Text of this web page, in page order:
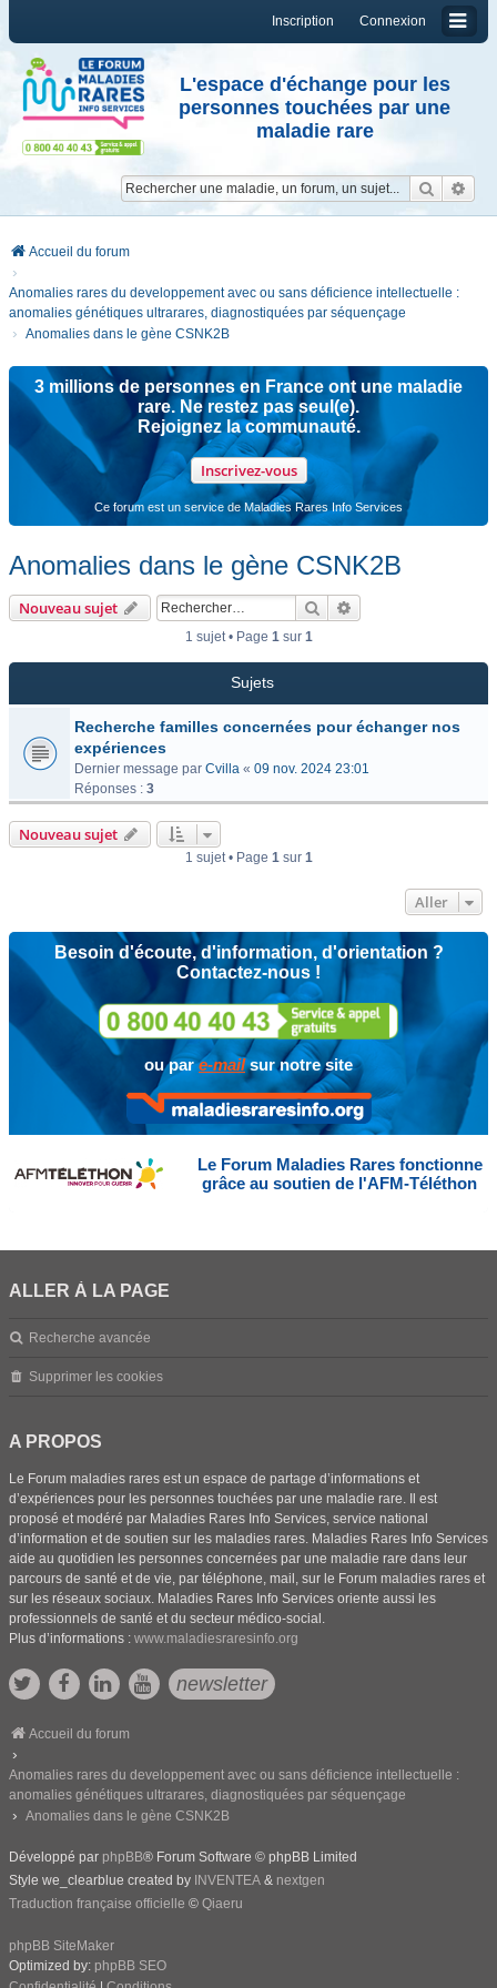
Connexion
Inscription
L'espace d'échange pour les
personnes touchées par une
maladie rare
Accueil du forum
Anomalies rares du developpement avec ou sans déficience intellectuelle :
anomalies génétiques ultrarares, diagnostiquées par séquençage
Anomalies dans le gène CSNK2B
3 millions de personnes en France ont une maladie
rare. Ne restez pas seul(e).
Rejoignez la communauté.
Inscrivez-vous
Ce forum est un service de Maladies Rares Info Services
Anomalies dans le gène CSNK2B
Nouveau sujet Rechercher
1 sujet • Page 1sur 1
Sujets
Recherche familles concernées pour échanger nos
expériences
Dernier message par Cvilla « 09 nov. 2024 23:01
Réponses : 3
Nouveau sujet
1 sujet • Page 1sur 1
Aller
Besoin d'écoute, d'information, d'orientation ?
Contactez-nous !
ou pare-mailsur notre site
Le Forum Maladies Rares fonctionne
grâce au soutien de l'AFM-Téléthon
ALLER À LA PAGE
Recherche avancée
Supprimer les cookies
A PROPOS
Le Forum maladies rares est un espace de partage d’informations et
d’expériences pour les personnes touchées par une maladie rare. Il est
proposé et modéré par Maladies Rares Info Services, service national
d’information et de soutien sur les maladies rares. Maladies Rares Info Services
aide au quotidien les personnes concernées par une maladie rare dans leur
parcours de santé et de vie, par téléphone, mail, sur le Forum maladies rares et
sur les réseaux sociaux. Maladies Rares Info Services oriente aussi les
professionnels de santé et du secteur médico-social.
Plus d’informations : www.maladiesraresinfo.org
newsletter
Accueil du forum
Anomalies rares du developpement avec ou sans déficience intellectuelle :
anomalies génétiques ultrarares, diagnostiquées par séquençage
Anomalies dans le gène CSNK2B
Développé par phpBB® Forum Software © phpBB Limited
Style we_clearblue created by INVENTEA & nextgen
Traduction française officielle © Qiaeru
phpBB SiteMaker
Optimized by: phpBB SEO